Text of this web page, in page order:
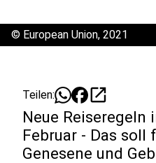
© European Union, 2021
Teilen: open_in_new
Neue Reiseregeln
Februar - Das soll
Genesene und